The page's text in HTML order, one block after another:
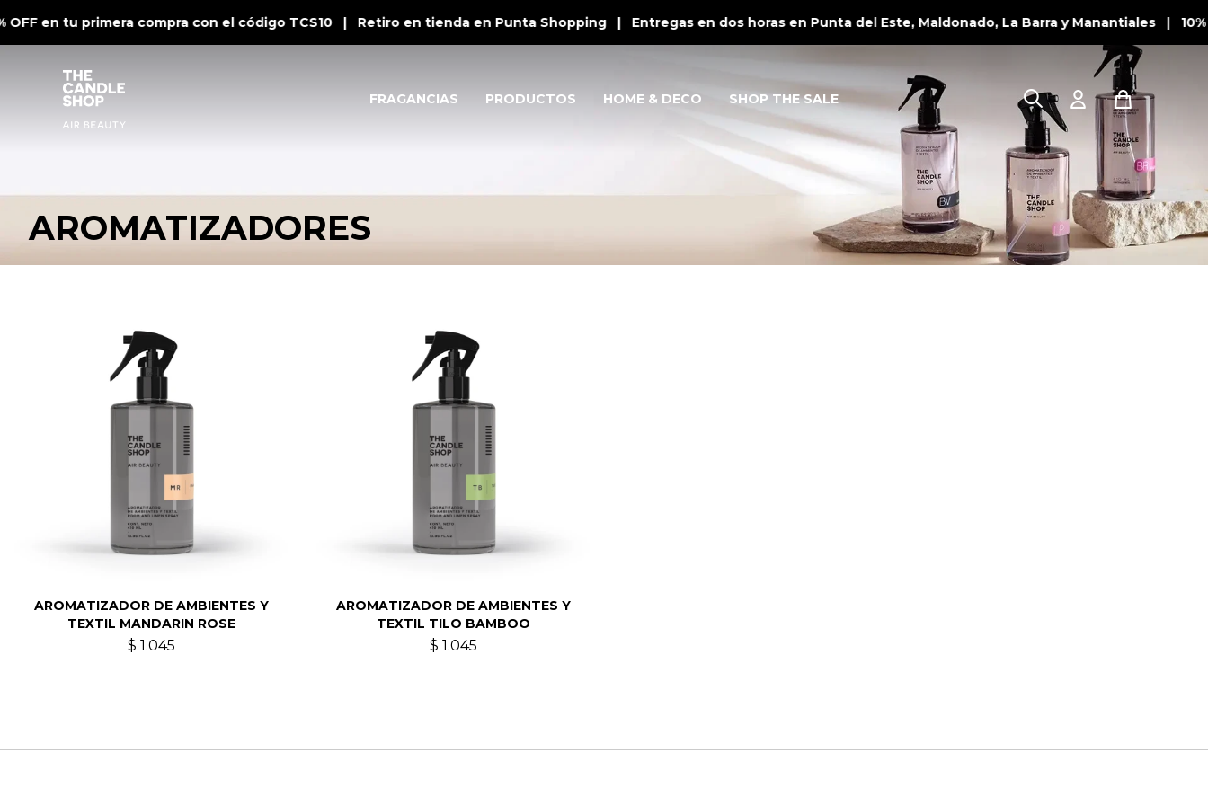
en tu primera compra con el código TCS10 | Retiro en tienda en Punta Shopping | Entregas en dos horas en Punta del Este, Maldonado, La Barra y Manantiales |
FRAGANCIAS PRODUCTOS HOME & DECO SHOP THE SALE
AROMATIZADORES
AROMATIZADOR DE AMBIENTES Y
TEXTIL MANDARIN ROSE
$ 1.045
AROMATIZADOR DE AMBIENTES Y
TEXTIL TILO BAMBOO
$ 1.045